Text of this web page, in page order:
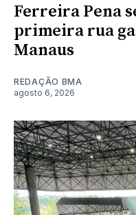
Ferreira Pena
primeira rua
Manaus
REDAÇÃO BMA
agosto 6, 2026